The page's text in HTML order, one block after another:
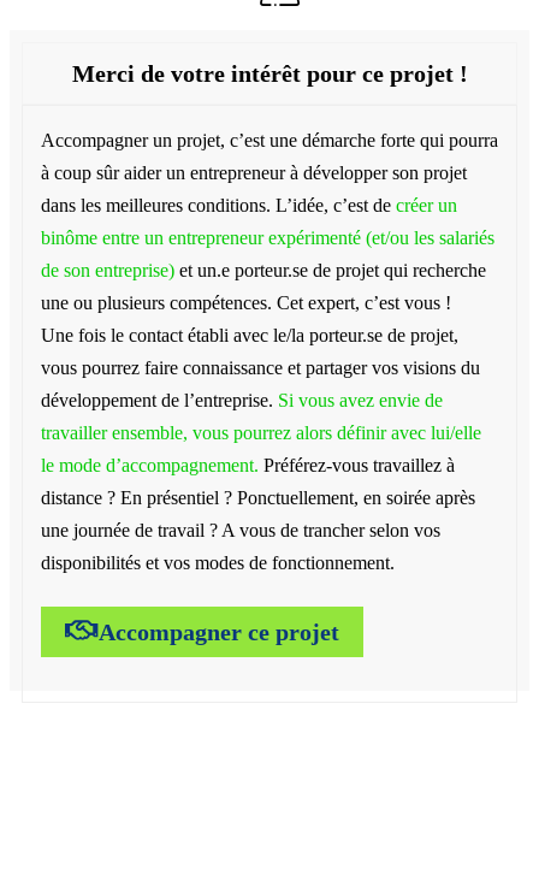
Merci de votre intérêt pour ce projet !
Accompagner un projet, c’est une démarche forte qui pourra
à coup sûr aider un entrepreneur à développer son projet
dans les meilleures conditions. L’idée, c’est de créer un
binôme entre un entrepreneur expérimenté (et/ou les salariés
de son entreprise) et un.e porteur.se de projet qui recherche
une ou plusieurs compétences. Cet expert, c’est vous !
Une fois le contact établi avec le/la porteur.se de projet,
vous pourrez faire connaissance et partager vos visions du
développement de l’entreprise. Si vous avez envie de
travailler ensemble, vous pourrez alors définir avec lui/elle
le mode d’accompagnement. Préférez-vous travaillez à
distance ? En présentiel ? Ponctuellement, en soirée après
une journée de travail ? A vous de trancher selon vos
disponibilités et vos modes de fonctionnement.
Accompagner ce projet